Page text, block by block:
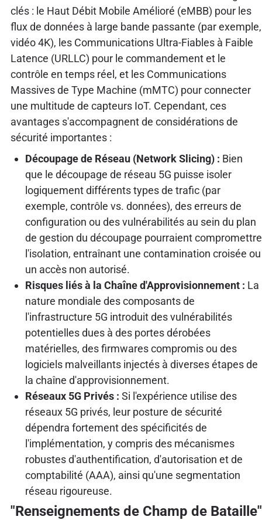
clés : le Haut Débit Mobile Amélioré (eMBB) pour les
flux de données à large bande passante (par exemple,
vidéo 4K), les Communications Ultra-Fiables à Faible
Latence (URLLC) pour le commandement et le
contrôle en temps réel, et les Communications
Massives de Type Machine (mMTC) pour connecter
une multitude de capteurs IoT. Cependant, ces
avantages s'accompagnent de considérations de
sécurité importantes :
Découpage de Réseau (Network Slicing) : Bien
que le découpage de réseau 5G puisse isoler
logiquement différents types de trafic (par
exemple, contrôle vs. données), des erreurs de
configuration ou des vulnérabilités au sein du plan
de gestion du découpage pourraient compromettre
l'isolation, entraînant une contamination croisée ou
un accès non autorisé.
Risques liés à la Chaîne d'Approvisionnement : La
nature mondiale des composants de
l'infrastructure 5G introduit des vulnérabilités
potentielles dues à des portes dérobées
matérielles, des firmwares compromis ou des
logiciels malveillants injectés à diverses étapes de
la chaîne d'approvisionnement.
Réseaux 5G Privés : Si l'expérience utilise des
réseaux 5G privés, leur posture de sécurité
dépendra fortement des spécificités de
l'implémentation, y compris des mécanismes
robustes d'authentification, d'autorisation et de
comptabilité (AAA), ainsi qu'une segmentation
réseau rigoureuse.
"Renseignements de Champ de Bataille"